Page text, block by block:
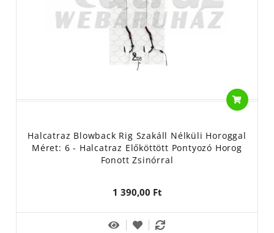
Halcatraz Blowback Rig Szakáll Nélküli Horoggal
Méret: 6 - Halcatraz Előköttött Pontyozó Horog
Fonott Zsinórral
1 390,00 Ft